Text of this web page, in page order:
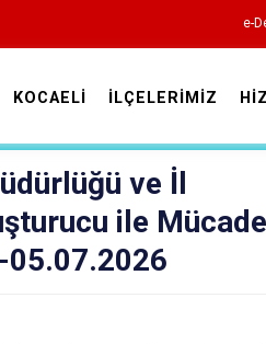
e-
KOCAELİ İLÇELERİMİZ
ve İl
ile
05.07.2026